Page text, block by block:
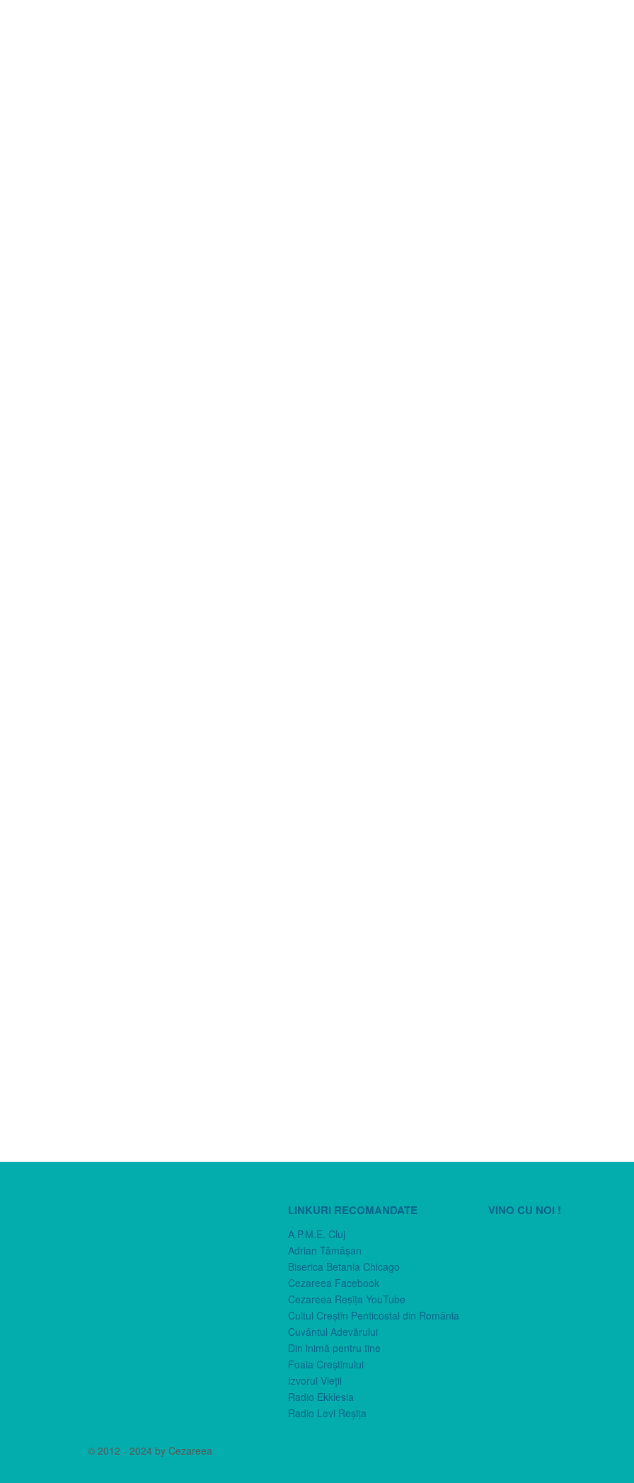
LINKURI RECOMANDATE
A.P.M.E. Cluj
Adrian Tămăşan
Biserica Betania Chicago
Cezareea Facebook
Cezareea Reşiţa YouTube
Cultul Creştin Penticostal din România
Cuvântul Adevărului
Din inimă pentru tine
Foaia Creştinului
Izvorul Vieţii
Radio Ekklesia
Radio Levi Reşiţa
VINO CU NOI !
© 2012 - 2024 by Cezareea